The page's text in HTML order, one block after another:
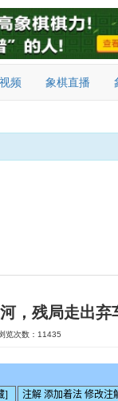
频 象棋直播
，残局走出弃
览次数：11435